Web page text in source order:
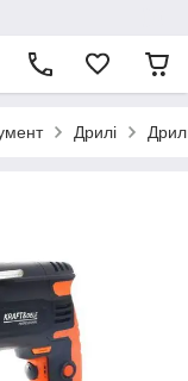
Дрилі